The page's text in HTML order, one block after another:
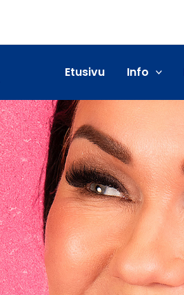
Etusivu Info